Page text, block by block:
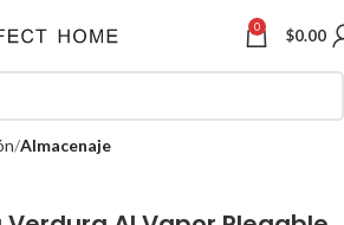
0 $0.00
Almacenaje